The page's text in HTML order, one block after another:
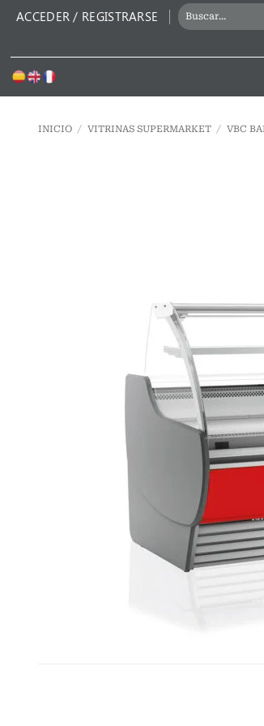
ACCEDER / REGISTRARSE
BUSCAR
POR:
INICIO / VITRINAS SUPERMARKET / VBC